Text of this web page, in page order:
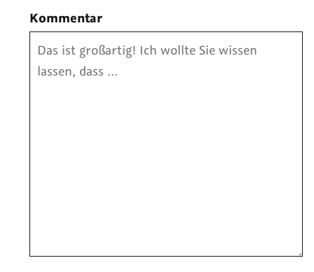
Kommentar